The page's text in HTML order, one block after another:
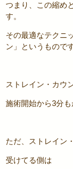
つまり、この縮め
す。
その最適なテクニ
ン」というものです
ストレイン・カウ
施術開始から3分も
ただ、ストレイン
受けてる側は